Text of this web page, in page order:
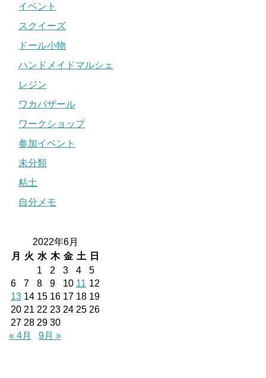
イベント
スクイーズ
ドール小物
ハンドメイドマルシェ
レジン
ワカバザール
ワークショップ
参加イベント
未分類
粘土
自分メモ
2022年6月
月
火 水 木 金 土
日
1
2 3 4
5
6
7 8 9 10 11 12
13 14 15 16 17 18 19
20 21 22 23 24 25 26
27 28 29 30
« 4月
9月 »